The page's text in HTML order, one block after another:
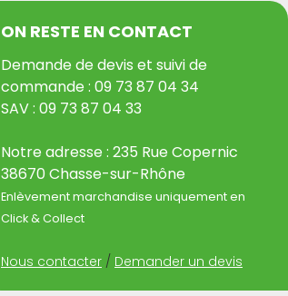
ON RESTE EN CONTACT
Demande de devis et suivi de
commande : 09 73 87 04 34
SAV : 09 73 87 04 33
Notre adresse : 235 Rue Copernic
38670 Chasse-sur-Rhône
Enlèvement marchandise uniquement en
Click & Collect
Nous contacter / Demander un devis